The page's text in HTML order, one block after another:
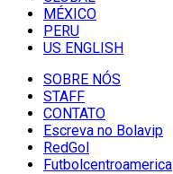
MÉXICO
PERU
US ENGLISH
SOBRE NÓS
STAFF
CONTATO
Escreva no Bolavip
RedGol
Futbolcentroamerica